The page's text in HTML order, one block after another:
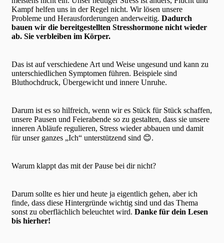
Kampf helfen uns in der Regel nicht. Wir lösen unsere
Probleme und Herausforderungen anderweitig. Dadurch
bauen wir die bereitgestellten Stresshormone nicht wieder
ab. Sie verbleiben im Körper.
Das ist auf verschiedene Art und Weise ungesund und kann zu
unterschiedlichen Symptomen führen. Beispiele sind
Bluthochdruck, Übergewicht und innere Unruhe.
Darum ist es so hilfreich, wenn wir es Stück für Stück schaffen,
unsere Pausen und Feierabende so zu gestalten, dass sie unsere
inneren Abläufe regulieren, Stress wieder abbauen und damit
für unser ganzes „Ich“ unterstützend sind 😊.
Warum klappt das mit der Pause bei dir nicht?
Darum sollte es hier und heute ja eigentlich gehen, aber ich
finde, dass diese Hintergründe wichtig sind und das Thema
sonst zu oberflächlich beleuchtet wird. Danke für dein Lesen
bis hierher!